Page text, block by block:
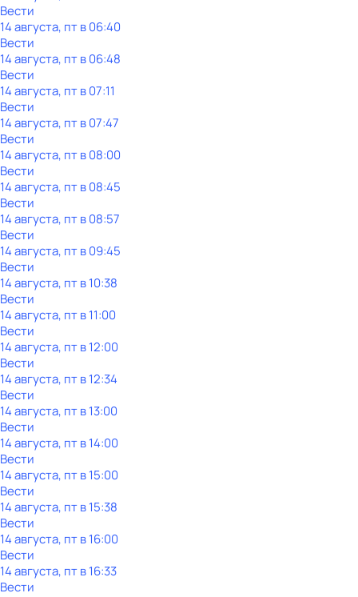
Вести
14 августа, пт в 06:40
Вести
14 августа, пт в 06:48
Вести
14 августа, пт в 07:11
Вести
14 августа, пт в 07:47
Вести
14 августа, пт в 08:00
Вести
14 августа, пт в 08:45
Вести
14 августа, пт в 08:57
Вести
14 августа, пт в 09:45
Вести
14 августа, пт в 10:38
Вести
14 августа, пт в 11:00
Вести
14 августа, пт в 12:00
Вести
14 августа, пт в 12:34
Вести
14 августа, пт в 13:00
Вести
14 августа, пт в 14:00
Вести
14 августа, пт в 15:00
Вести
14 августа, пт в 15:38
Вести
14 августа, пт в 16:00
Вести
14 августа, пт в 16:33
Вести